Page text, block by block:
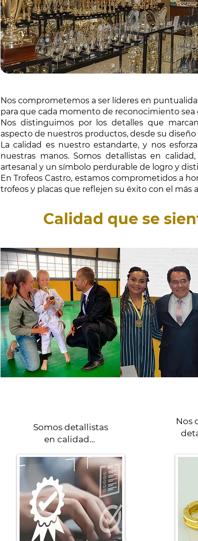
Nos comprometemos a ser líderes en
para que cada momento de reconocimiento
Nos distinguimos por los detalles que
aspecto de nuestros productos, desde su diseño
La calidad es nuestro estandarte, y nos
nuestras manos. Somos detallistas en
artesanal y un símbolo perdurable de logro y
En Trofeos Castro, estamos comprometidos a
trofeos y placas que reflejen su éxito con el más
Calidad que se
Somos detallistas
en calidad…
Nos